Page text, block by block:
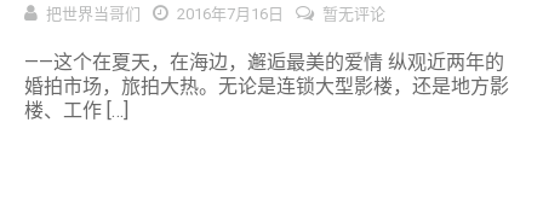
把世界当哥们 2016年7月16日 暂无评论
——这个在夏天，在海边，邂逅最美的爱情 纵观近两年的
婚拍市场，旅拍大热。无论是连锁大型影楼，还是地方影
楼、工作 […]